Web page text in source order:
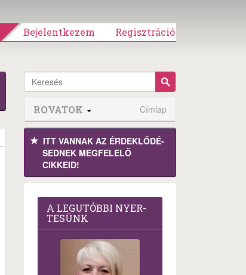
Bejelentkezem Regisztráció
ROVATOK Címlap
ITT VANNAK AZ ÉRDEK­LŐDÉ­
SEDNEK MEGFE­LELŐ
CIKKEID!
A LEG­U­TÓB­BI NYER­
TE­SÜNK